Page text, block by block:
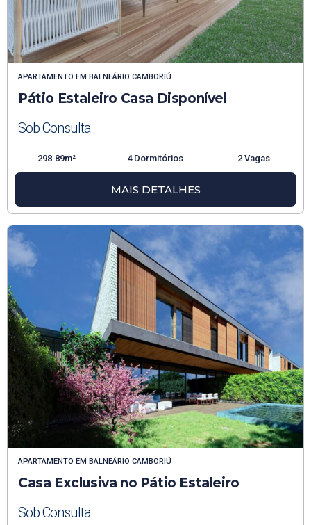
APARTAMENTO EM BALNEÁRIO CAMBORIÚ
Pátio Estaleiro Casa Disponível
Sob Consulta
298.89m² 4 Dormitórios 2 Vagas
MAIS DETALHES
APARTAMENTO EM BALNEÁRIO CAMBORIÚ
Casa Exclusiva no Pátio Estaleiro
Sob Consulta